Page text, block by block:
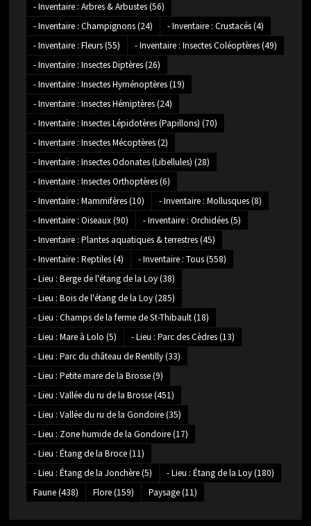
- Inventaire : Arbres & Arbustes(56)
- Inventaire : Champignons(24) - Inventaire : Crustacés(4)
- Inventaire : Fleurs(55) - Inventaire : Insectes Coléoptères(49)
- Inventaire : Insectes Diptères(26)
- Inventaire : Insectes Hyménoptères(19)
- Inventaire : Insectes Hémiptères(24)
- Inventaire : Insectes Lépidotères (Papillons) (70)
- Inventaire : Insectes Mécoptères(2)
- Inventaire : Insectes Odonates (Libellules) (28)
- Inventaire : Insectes Orthoptères(6)
- Inventaire : Mammifères(10) - Inventaire : Mollusques(8)
- Inventaire : Oiseaux(90) - Inventaire : Orchidées(5)
- Inventaire : Plantes aquatiques & terrestres(45)
- Inventaire : Reptiles(4) - Inventaire : Tous(558)
- Lieu : Berge de l'étang de la Loy(38)
- Lieu : Bois de l'étang de la Loy(285)
- Lieu : Champs de la ferme de St-Thibault(18)
- Lieu : Mare à Lolo (5) - Lieu : Parc des Cèdres(13)
- Lieu : Parc du château de Rentilly(33)
- Lieu : Petite mare de la Brosse(9)
- Lieu : Vallée du ru de la Brosse(451)
- Lieu : Vallée du ru de la Gondoire(35)
- Lieu : Zone humide de la Gondoire(17)
- Lieu : Étang de la Broce(11)
- Lieu : Étang de la Jonchère(5) - Lieu : Étang de la Loy(180)
Faune(438) Flore(159) Paysage(11)